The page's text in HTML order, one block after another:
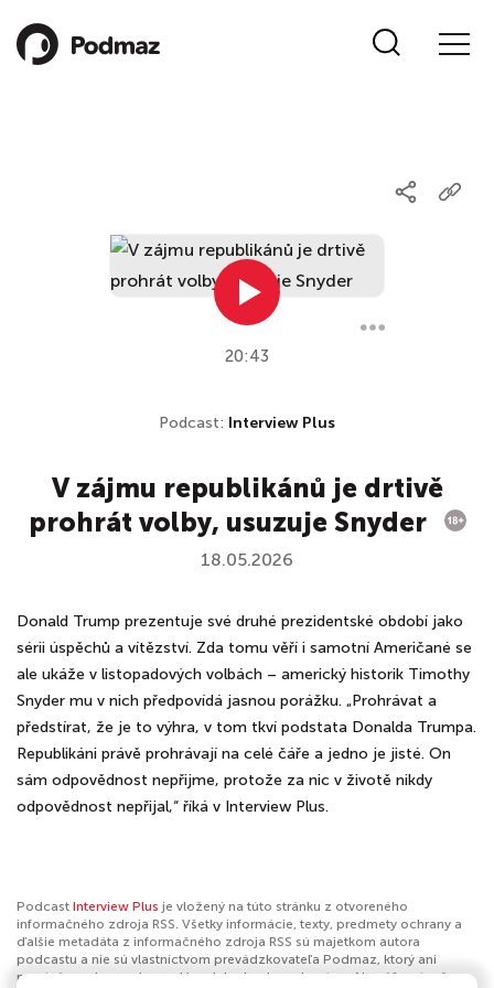
20:43
Podcast: Interview Plus
V zájmu republikánů je drtivě
prohrát volby, usuzuje Snyder
18.05.2026
Donald Trump prezentuje své druhé prezidentské období jako
sérii úspěchů a vítězství. Zda tomu věří i samotní Američané se
ale ukáže v listopadových volbách – americký historik Timothy
Snyder mu v nich předpovídá jasnou porážku. „Prohrávat a
předstírat, že je to výhra, v tom tkví podstata Donalda Trumpa.
Republikáni právě prohrávají na celé čáře a jedno je jisté. On
sám odpovědnost nepřijme, protože za nic v životě nikdy
odpovědnost nepřijal,“ říká v Interview Plus.
Podcast Interview Plus je vložený na túto stránku z otvoreného
informačného zdroja RSS. Všetky informácie, texty, predmety ochrany a
ďalšie metadáta z informačného zdroja RSS sú majetkom autora
podcastu a nie sú vlastníctvom prevádzkovateľa Podmaz, ktorý ani
nevytvára ani nezodpovedá za ich obsah podcastov. Ak máš za to, že